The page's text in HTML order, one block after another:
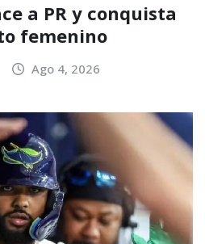
a PR y conquista
femenino
Ago 4, 2026